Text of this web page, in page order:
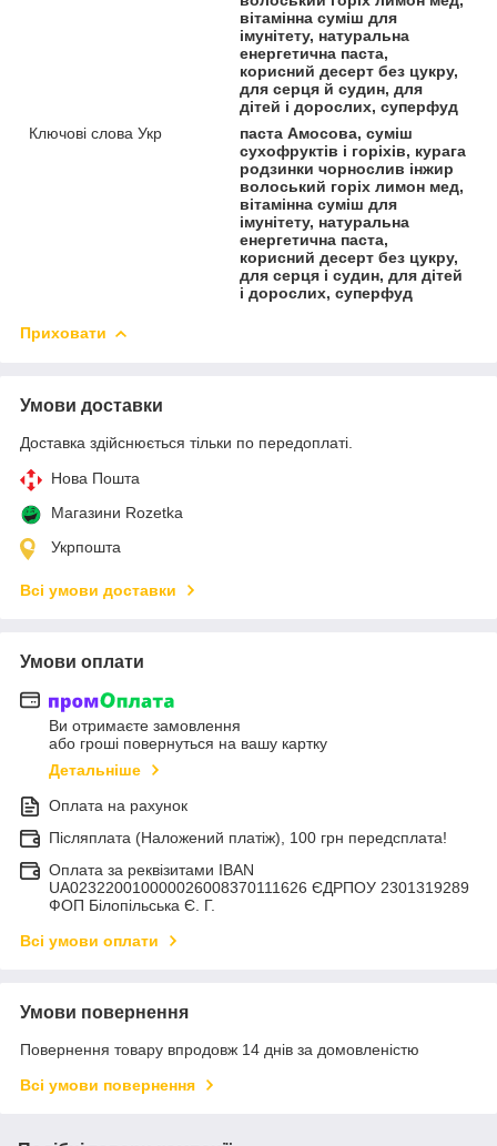
вітамінна суміш для
імунітету, натуральна
енергетична паста,
корисний десерт без цукру,
для серця й судин, для
дітей і дорослих, суперфуд
Ключові слова Укр
паста Амосова, суміш
сухофруктів і горіхів, курага
родзинки чорнослив інжир
волоський горіх лимон мед,
вітамінна суміш для
імунітету, натуральна
енергетична паста,
корисний десерт без цукру,
для серця і судин, для дітей
і дорослих, суперфуд
Приховати
Умови доставки
Доставка здійснюється тільки по передоплаті.
Нова Пошта
Магазини Rozetka
Укрпошта
Всі умови доставки
Умови оплати
Ви отримаєте замовлення
або гроші повернуться на вашу картку
Детальніше
Оплата на рахунок
Післяплата (Наложений платіж), 100 грн передсплата!
Оплата за реквізитами IBAN
UA023220010000026008370111626 ЄДРПОУ 2301319289
ФОП Білопільська Є. Г.
Всі умови оплати
Умови повернення
Повернення товару впродовж 14 днів за домовленістю
Всі умови повернення